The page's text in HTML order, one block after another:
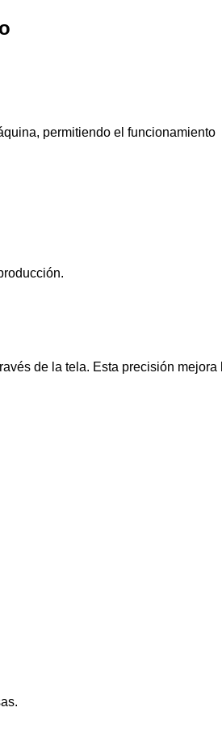
permitiendo el funcionamiento
de la tela. Esta precisión mejora